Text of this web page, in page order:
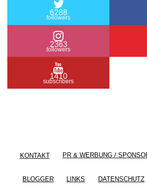
6288
followers
2363
followers
1410
subscribers
KONTAKT PR & WERBUNG /
BLOGGER LINKS DATENSCHUTZ